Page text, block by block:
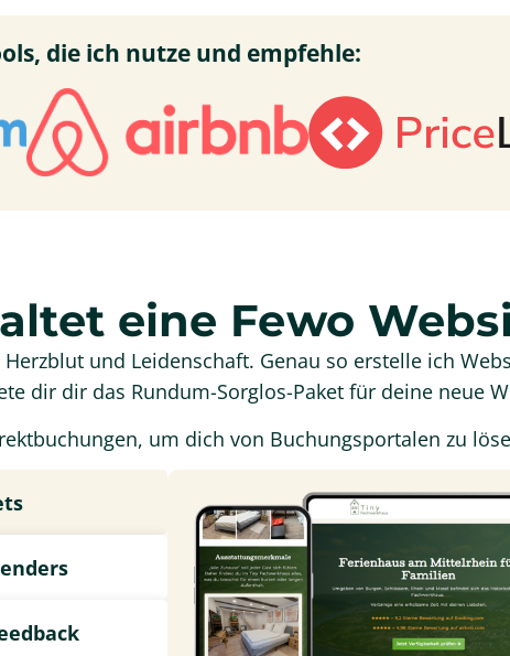
die ich nutze und empfehle:
eine Fewo
und Leidenschaft. Genau so erstelle ich
dir dir das Rundum-Sorglos-Paket für deine neue
um dich von Buchungsportalen zu